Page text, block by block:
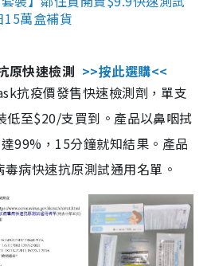
15萬盒補貨
原快速檢測 >>按此選購<<
抗疫價發售快速檢測劑，單支
低至$20/支買到。產品以鼻咽拭
99%，15分鐘就知結果。產品
病快速抗原測試通用名單。